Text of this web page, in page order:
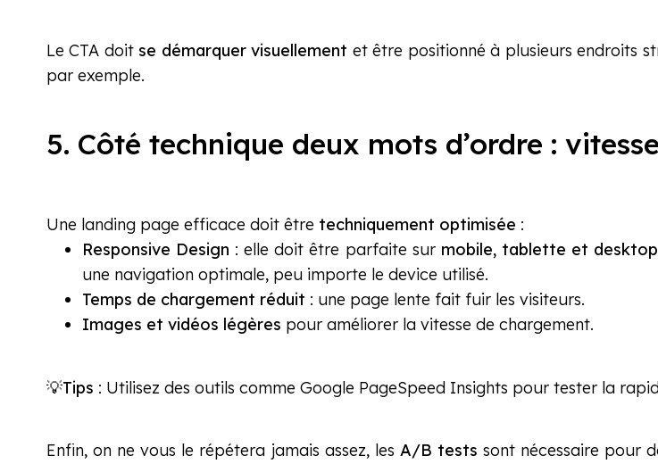
Le CTA doit se démarquer visuellement et être positionné à plusieurs endroits
par exemple.
5. Côté technique deux mots d’ordre :
Une landing page efficace doit être techniquement optimisée :
Responsive Design : elle doit être parfaite sur mobile, tablette et desktop
une navigation optimale, peu importe le device utilisé.
Temps de chargement réduit : une page lente fait fuir les visiteurs.
Images et vidéos légères pour améliorer la vitesse de chargement.
💡Tips : Utilisez des outils comme Google PageSpeed Insights pour tester la
Enfin, on ne vous le répétera jamais assez, les A/B tests sont nécessaire pour